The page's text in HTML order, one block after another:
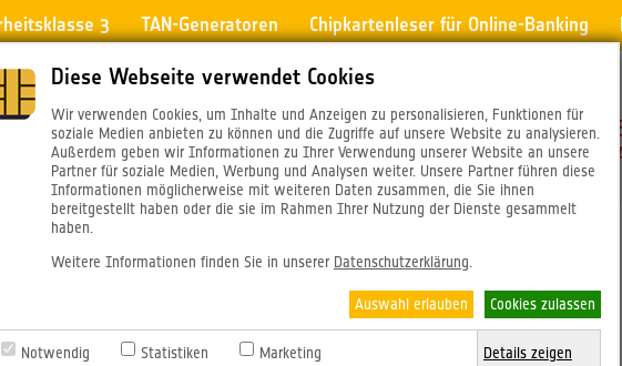
Diese Webseite verwendet Cookies
Wir verwenden Cookies, um Inhalte und Anzeigen zu personalisieren, Funktionen für
soziale Medien anbieten zu können und die Zugriffe auf unsere Website zu analysieren.
Außerdem geben wir Informationen zu Ihrer Verwendung unserer Website an unsere
Partner für soziale Medien, Werbung und Analysen weiter. Unsere Partner führen diese
Informationen möglicherweise mit weiteren Daten zusammen, die Sie ihnen
bereitgestellt haben oder die sie im Rahmen Ihrer Nutzung der Dienste gesammelt
haben.
Weitere Informationen finden Sie in unserer Datenschutzerklärung
Auswahl erlauben Cookies zulassen
Notwendig Statistiken Marketing Details zeigen
3 TAN-Generatoren Chipkartenleser für Online-Banking